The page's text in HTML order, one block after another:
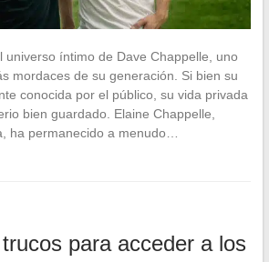
universo íntimo de Dave Chappelle, uno
mordaces de su generación. Si bien su
conocida por el público, su vida privada
bien guardado. Elaine Chappelle,
ha permanecido a menudo…
para acceder a los